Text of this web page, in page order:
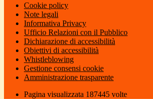
Cookie policy
Note legali
Informativa Privacy
Ufficio Relazioni con il Pubblico
Dichiarazione di accessibilità
Obiettivi di accessibilità
Whistleblowing
Gestione consensi cookie
Amministrazione trasparente
Pagina visualizzata 187445 volte